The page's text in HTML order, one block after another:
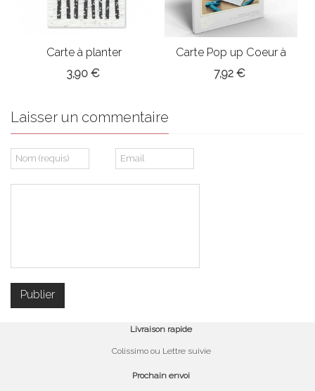
Carte à planter
Anniversaire
3,90 €
Carte Pop up Coeur à
fabriquer
7,92 €
Laisser un commentaire
Livraison rapide
Colissimo ou Lettre suivie
Prochain envoi